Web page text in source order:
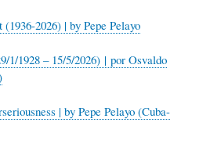
2026) | by Pepe Pelayo
1/1928 – 15/5/2026) | por Osvaldo
| by Pepe Pelayo (Cuba-